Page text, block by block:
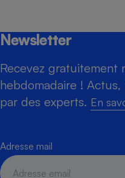
Newsletter
Recevez gratuitement
hebdomadaire !
par des experts. En
Adresse mail